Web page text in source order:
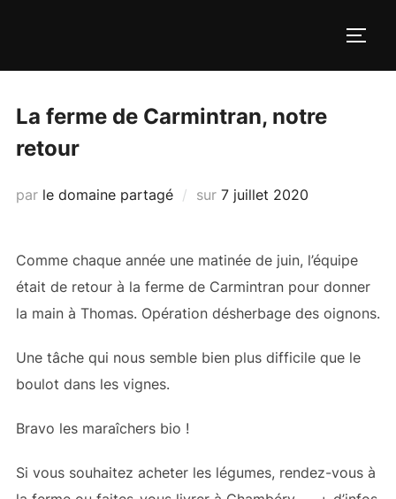
La ferme de Carmintran, notre
retour
par le domaine partagé sur Publié
7 juillet 2020
Comme chaque année une matinée de juin, l’équipe
était de retour à la ferme de Carmintran pour donner
la main à Thomas. Opération désherbage des oignons.
Une tâche qui nous semble bien plus difficile que le
boulot dans les vignes.
Bravo les maraîchers bio !
Si vous souhaitez acheter les légumes, rendez-vous à